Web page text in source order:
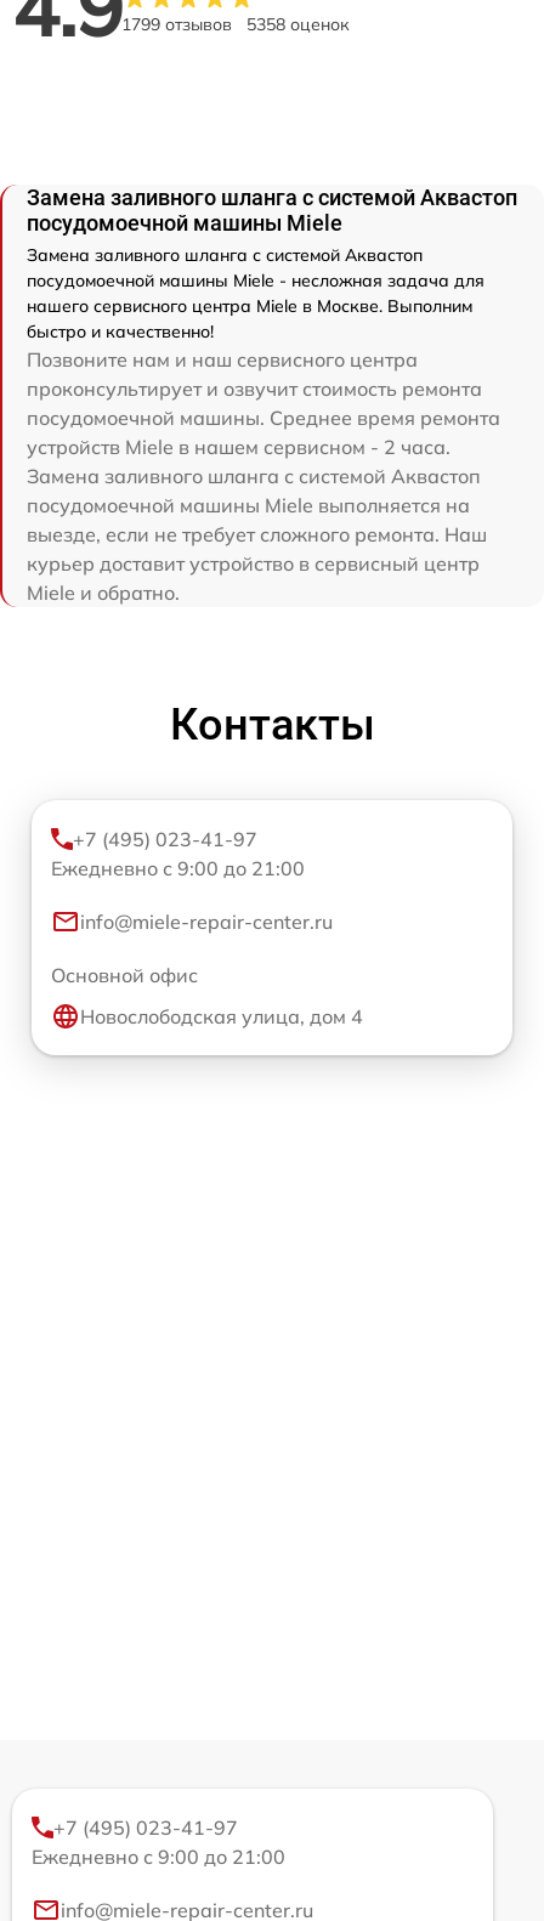
1799 отзывов 5358 оценок
Замена заливного шланга с системой Аквастоп
посудомоечной машины Miele
Замена заливного шланга с системой Аквастоп
посудомоечной машины Miele - несложная задача для
нашего сервисного центра Miele в Москве. Выполним
быстро и качественно!
Позвоните нам и наш сервисного центра
проконсультирует и озвучит стоимость ремонта
посудомоечной машины. Среднее время ремонта
устройств Miele в нашем сервисном - 2 часа.
Замена заливного шланга с системой Аквастоп
посудомоечной машины Miele выполняется на
выезде, если не требует сложного ремонта. Наш
курьер доставит устройство в сервисный центр
Miele и обратно.
Контакты
+7 (495) 023-41-97
Ежедневно с 9:00 до 21:00
info@miele-repair-center.ru
Основной офис
Новослободская улица, дом 4
+7 (495) 023-41-97
Ежедневно с 9:00 до 21:00
info@miele-repair-center.ru